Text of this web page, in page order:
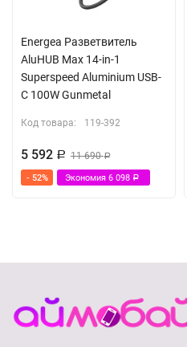
Energea Разветвитель
AluHUB Max 14-in-1
Superspeed Aluminium USB-
C 100W Gunmetal
Код товара: 119-392
5 592 Р 11 690Р
- 52% Экономия 6 098 Р